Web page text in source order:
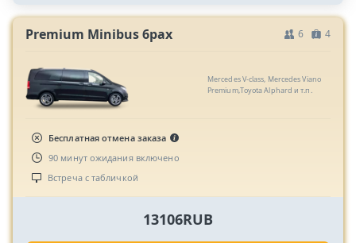
Premium Minibus 6pax 6 4
Mercedes V-class, Mercedes Viano
Premium,Toyota Alphard и т.п.
Бесплатная отмена заказа
90 минут ожидания включено
Встреча с табличкой
13106RUB